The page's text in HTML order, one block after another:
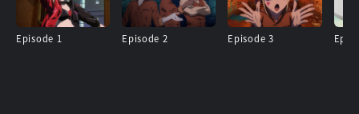
Episode 1 Episode 2 Episode 3